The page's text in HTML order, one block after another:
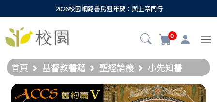
2026校園網路書房週年慶：與上帝同行
0
首頁 基督教書籍 聖經論叢 小先知書